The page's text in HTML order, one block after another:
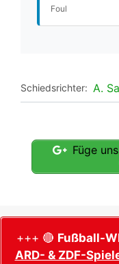
Foul
Schiedsrichter: A.
Füge
+++ 🔴 Fußball-
ARD- & ZDF-